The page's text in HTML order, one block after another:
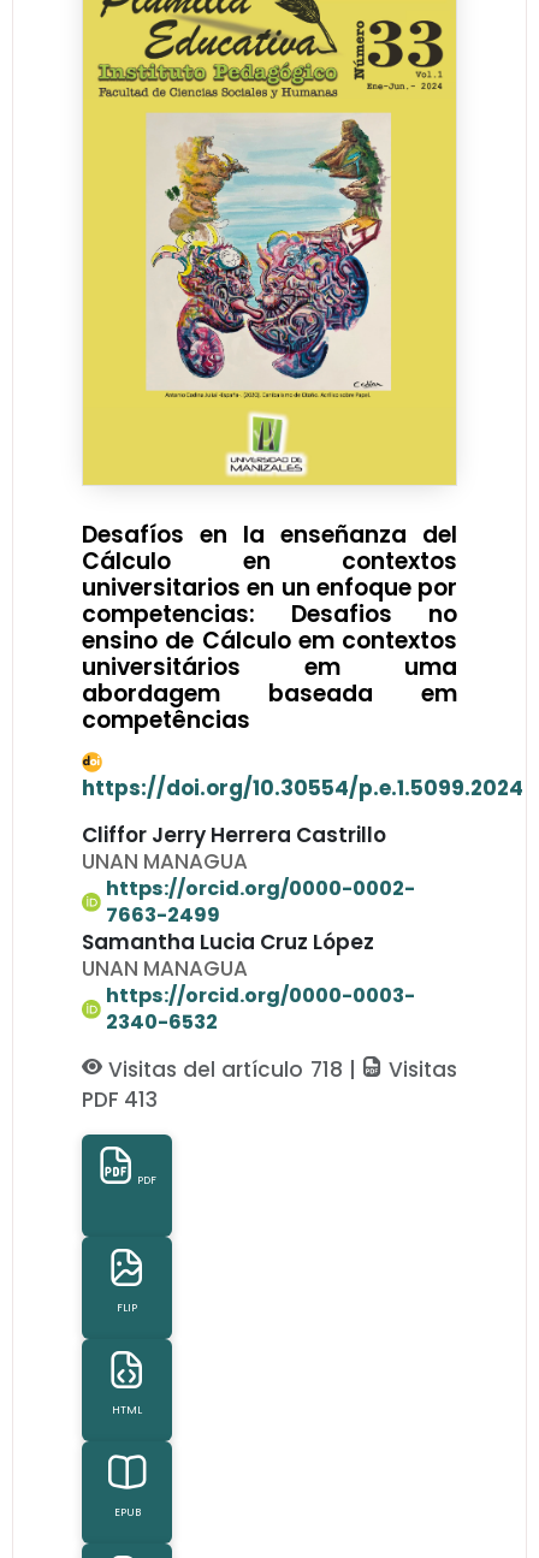
Desafíos en la enseñanza del
Cálculo en contextos
universitarios en un enfoque por
competencias: Desafios no
ensino de Cálculo em contextos
universitários em uma
abordagem baseada em
competências
https://doi.org/10.30554/p.e.1.5099.2024
Cliffor Jerry Herrera Castrillo
UNAN MANAGUA
https://orcid.org/0000-0002-
7663-2499
Samantha Lucia Cruz López
UNAN MANAGUA
https://orcid.org/0000-0003-
2340-6532
Visitas del artículo 718 |
Visitas
PDF 413
PDF
FLIP
HTML
EPUB